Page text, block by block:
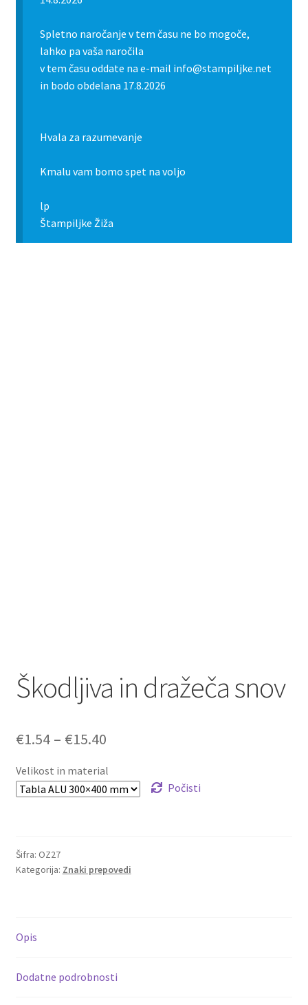
Spletno naročanje v tem času ne bo mogoče,
lahko pa vaša naročila
v tem času oddate na e-mail info@stampiljke.net
in bodo obdelana 17.8.2026
Hvala za razumevanje
Kmalu vam bomo spet na voljo
lp
Štampiljke Žiža
Škodljiva in dražeča snov
€1.54 – €15.40Cenovni
razpon:
od
€15.40
Velikost in material
Počisti
Šifra: OZ27
Kategorija: Znaki prepovedi
Opis
Dodatne podrobnosti